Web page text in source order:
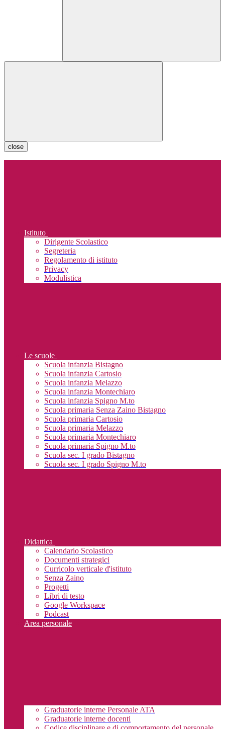
close
Istituto
Dirigente Scolastico
Segreteria
Regolamento di istituto
Privacy
Modulistica
Le scuole
Scuola infanzia Bistagno
Scuola infanzia Cartosio
Scuola infanzia Melazzo
Scuola infanzia Montechiaro
Scuola infanzia Spigno M.to
Scuola primaria Senza Zaino Bistagno
Scuola primaria Cartosio
Scuola primaria Melazzo
Scuola primaria Montechiaro
Scuola primaria Spigno M.to
Scuola sec. I grado Bistagno
Scuola sec. I grado Spigno M.to
Didattica
Calendario Scolastico
Documenti strategici
Curricolo verticale d'istituto
Senza Zaino
Progetti
Libri di testo
Google Workspace
Podcast
Area personale
Graduatorie interne Personale ATA
Graduatorie interne docenti